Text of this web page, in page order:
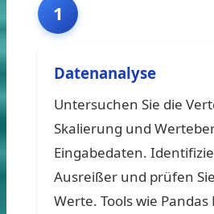
1
Datenanalyse
Untersuchen Sie die
Skalierung und
Eingabedaten.
Ausreißer und prüfen
Werte. Tools wie